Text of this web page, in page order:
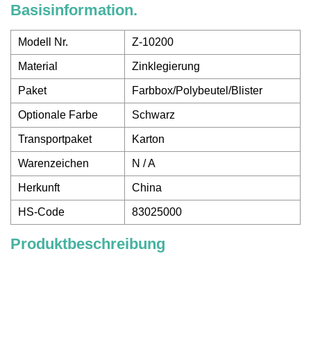
Basisinformation.
Modell Nr. Z-10200
Material Zinklegierung
Paket Farbbox/Polybeutel/Blister
Optionale Farbe Schwarz
Transportpaket Karton
Warenzeichen N / A
Herkunft China
HS-Code 83025000
Produktbeschreibung